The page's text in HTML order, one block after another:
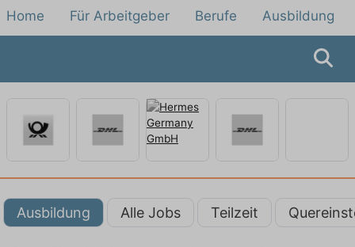
Home Für Arbeitgeber Berufe Ausbildung
Ausbildung Alle Jobs Teilzeit